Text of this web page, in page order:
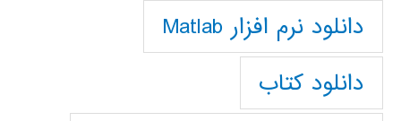
دانلود نرم افزار Matlab
دانلود کتاب